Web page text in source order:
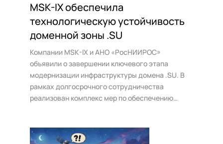
MSK-IX обеспечила
технологическую устойчивость
доменной зоны .SU
Компании MSK-IX и АНО «РосНИИРОС»
объявили о завершении ключевого этапа
модернизации инфраструктуры домена .SU. В
рамках долгосрочного сотрудничества
реализован комплекс мер по обеспечению
резервной системы регистрации и внедрение